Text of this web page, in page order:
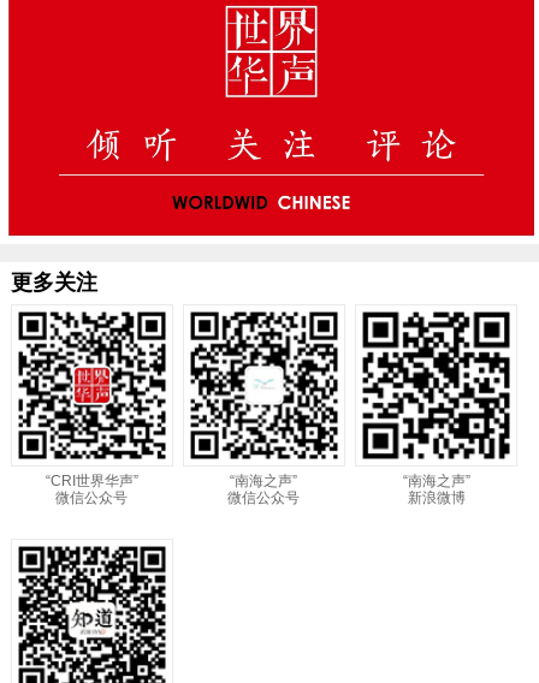
更多关注
“CRI世界华声”
微信公众号
“南海之声”
微信公众号
“南海之声”
新浪微博